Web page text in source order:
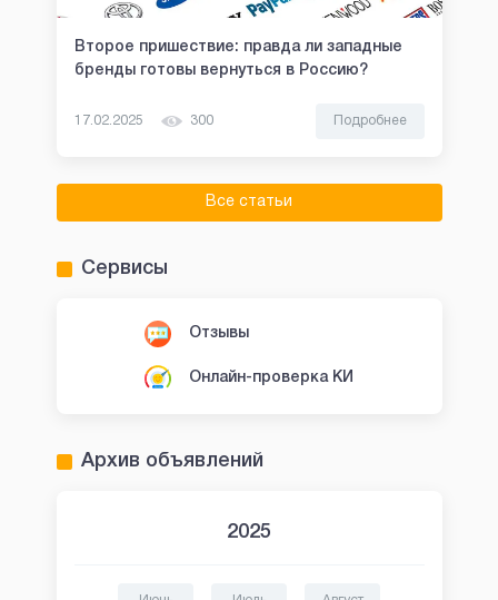
Второе пришествие: правда ли западные
бренды готовы вернуться в Россию?
17.02.2025 300 Подробнее
Все статьи
Сервисы
Отзывы
Онлайн-проверка КИ
Архив объявлений
2025